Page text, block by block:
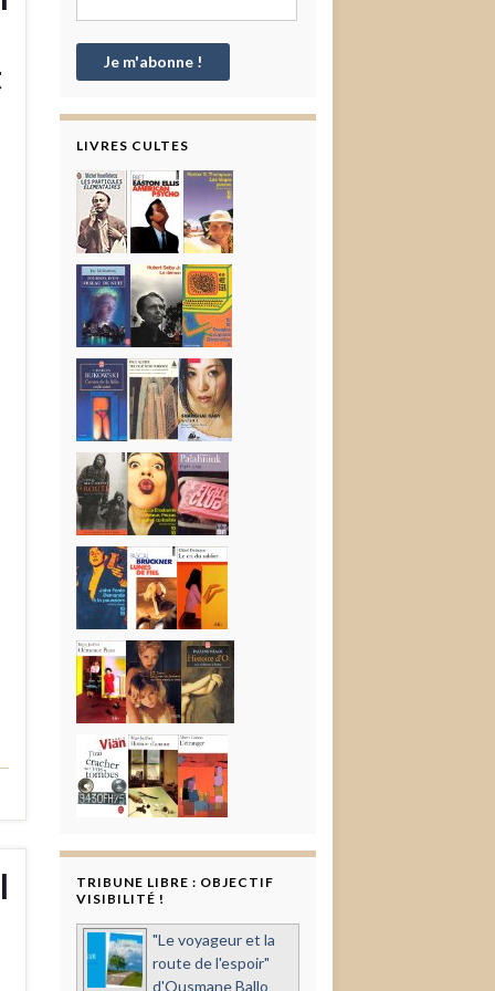
LIVRES CULTES
TRIBUNE LIBRE : OBJECTIF
VISIBILITÉ !
"Le voyageur et la
route de l'espoir"
d'Ousmane Ballo